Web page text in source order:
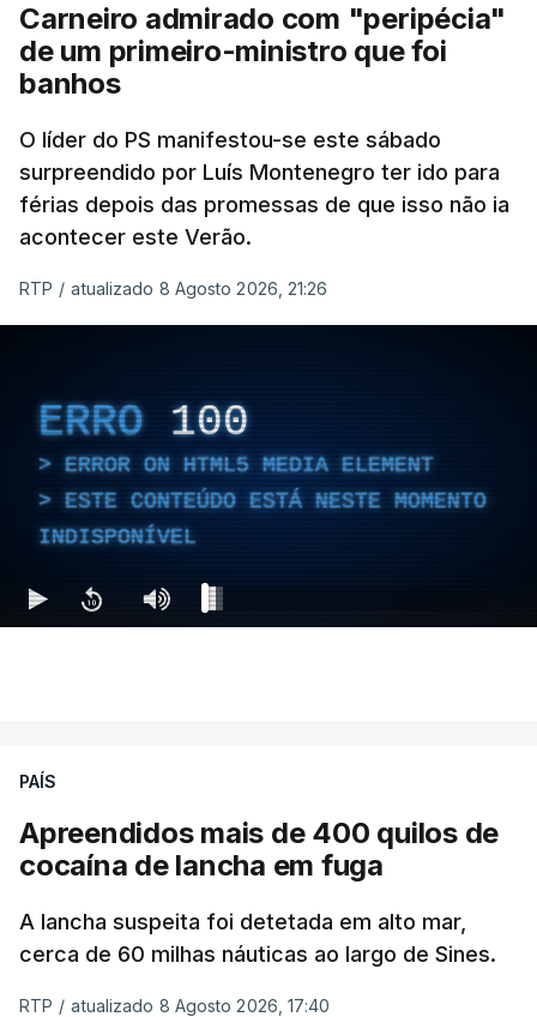
Carneiro admirado com "peripécia"
de um primeiro-ministro que foi
banhos
O líder do PS manifestou-se este sábado
surpreendido por Luís Montenegro ter ido para
férias depois das promessas de que isso não ia
acontecer este Verão.
RTP / atualizado 8 Agosto 2026, 21:26
ERRO 100
ERROR ON HTML5 MEDIA ELEMENT
ESTE CONTEÚDO ESTÁ NESTE MOMENTO
INDISPONÍVEL
PAÍS
Apreendidos mais de 400 quilos de
cocaína de lancha em fuga
A lancha suspeita foi detetada em alto mar,
cerca de 60 milhas náuticas ao largo de Sines.
RTP / atualizado 8 Agosto 2026, 17:40